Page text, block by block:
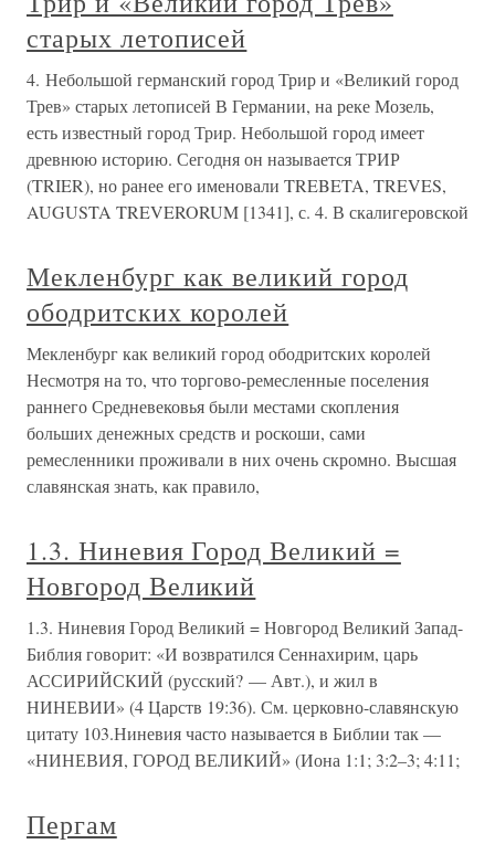
старых летописей
4. Небольшой германский город Трир и «Великий город
Трев» старых летописей В Германии, на реке Мозель,
есть известный город Трир. Небольшой город имеет
древнюю историю. Сегодня он называется ТРИР
(TRIER), но ранее его именовали TREBETA, TREVES,
AUGUSTA TREVERORUM [1341], с. 4. В скалигеровской
Мекленбург как великий город
ободритских королей
Мекленбург как великий город ободритских королей
Несмотря на то, что торгово-ремесленные поселения
раннего Средневековья были местами скопления
больших денежных средств и роскоши, сами
ремесленники проживали в них очень скромно. Высшая
славянская знать, как правило,
1.3. Ниневия Город Великий =
Новгород Великий
1.3. Ниневия Город Великий = Новгород Великий Запад-
Библия говорит: «И возвратился Сеннахирим, царь
АССИРИЙСКИЙ (русский? — Авт.), и жил в
НИНЕВИИ» (4 Царств 19:36). См. церковно-славянскую
цитату 103.Ниневия часто называется в Библии так —
«НИНЕВИЯ, ГОРОД ВЕЛИКИЙ» (Иона 1:1; 3:2–3; 4:11;
Пергам